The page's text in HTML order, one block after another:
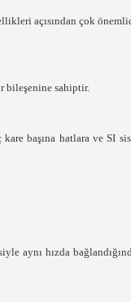
açısından çok
bileşenine sahiptir.
başına hatlara ve SI
aynı hızda